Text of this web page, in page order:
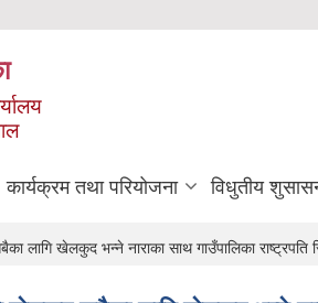
कार्यक्रम तथा परियोजना विधुतीय
लागि खेलकुद भन्ने नाराका साथ गाउँपालिका राष्ट्रपति